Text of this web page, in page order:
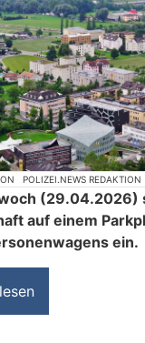
POLIZEI.NEWS REDAKTION
(29.04.2026)
auf einem
ein.